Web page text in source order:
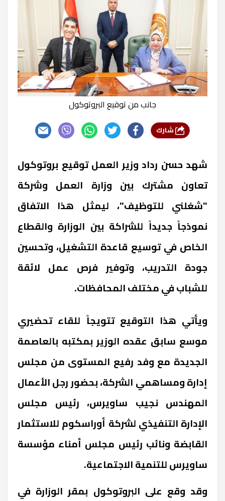
جانب من توقيع البروتوكول
شهد حسن رداد وزير العمل توقيع بروتوكول
تعاون مشترك بين وزارة العمل وشركة
"شغلني للتوظيف"، ليمثل هذا الاتفاق
نموذجاً جديداً للشراكة بين الوزارة والقطاع
الخاص في توسيع قاعدة التشغيل، وتحسين
جودة التدريب، وتوفير فرص عمل لائقة
للشباب في مختلف المحافظات.
ويأتي هذا التوقيع تتويجاً للقاء تحضيري
موسع سابق عقده الوزير بمكتبه بالعاصمة
الجديدة مع وفد رفيع المستوى من مجلس
إدارة ومساهمي الشركة، بحضور رجل الأعمال
المهندس نجيب ساويرس، رئيس مجلس
الإدارة التنفيذي لشركة أوراسكوم للاستثمار
القابضة ونائب رئيس مجلس أمناء مؤسسة
ساويرس للتنمية الاجتماعية.
وقد وقع على البروتوكول بمقر الوزارة في